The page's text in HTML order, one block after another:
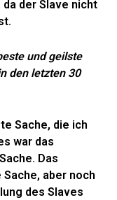
der Slave nicht
und geilste
den letzten 30
Sache, die ich
war das
Das
aber noch
des Slaves